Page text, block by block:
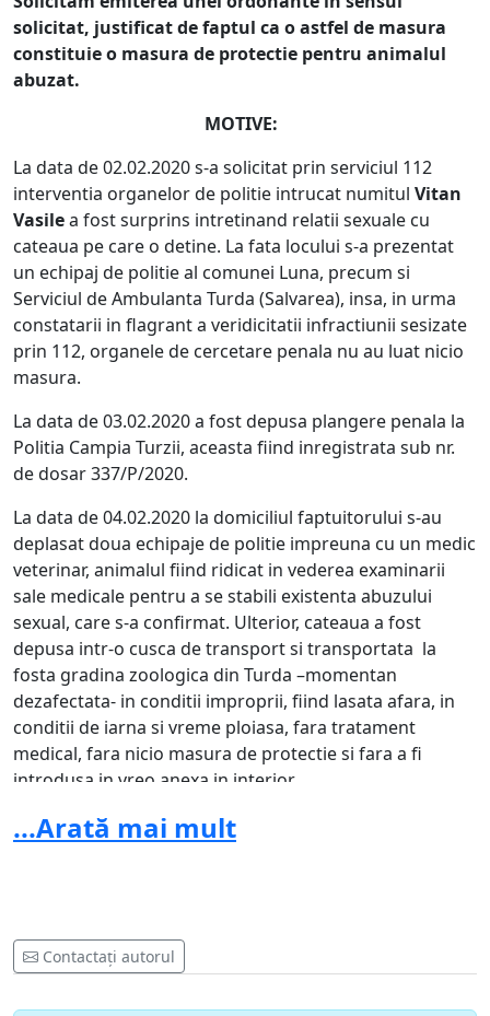
solicitat, justificat de faptul ca o astfel de masura
constituie o masura de protectie pentru animalul
abuzat.
MOTIVE:
La data de 02.02.2020 s-a solicitat prin serviciul 112
interventia organelor de politie intrucat numitul Vitan
Vasilea fost surprins intretinand relatii sexuale cu
cateaua pe care o detine. La fata locului s-a prezentat
un echipaj de politie al comunei Luna, precum si
Serviciul de Ambulanta Turda (Salvarea), insa, in urma
constatarii in flagrant a veridicitatii infractiunii sesizate
prin 112, organele de cercetare penala nu au luat nicio
masura.
La data de 03.02.2020 a fost depusa plangere penala la
Politia Campia Turzii, aceasta fiind inregistrata sub nr.
de dosar 337/P/2020.
La data de 04.02.2020 la domiciliul faptuitorului s-au
deplasat doua echipaje de politie impreuna cu un medic
veterinar, animalul fiind ridicat in vederea examinarii
sale medicale pentru a se stabili existenta abuzului
sexual, care s-a confirmat. Ulterior, cateaua a fost
depusa intr-o cusca de transport si transportata la
fosta gradina zoologica din Turda –momentan
dezafectata- in conditii improprii, fiind lasata afara, in
conditii de iarna si vreme ploiasa, fara tratament
medical, fara nicio masura de protectie si fara a fi
introdusa in vreo anexa in interior.
La data de 05.02.2020, ca reprezentantii asociatiei, ne-
am deplasat de la Bucuresti la Turda in vederea
gradina zoologica din Turda, impreuna cu organele de
politie si cu Dr. Vet. Ciobanu Nicolae, ni s-a refuzat in
mod categoric preluarea catelusei, cu toate ca, asa cum
...Arată mai mult
Contactați autorul